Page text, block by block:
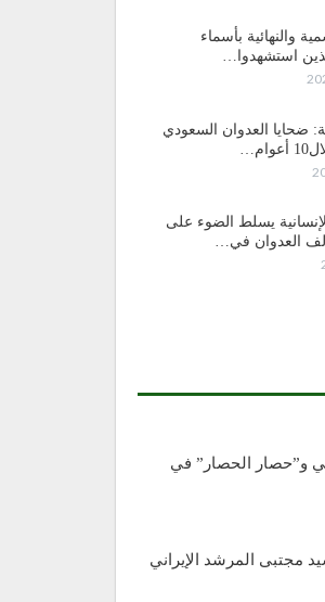
والنهائية بأسماء
استشهدوا…
ضحايا العدوان السعودي
يسلط الضوء على
العدوان في…
و”حصار الحصار” في
مجتبى المرشد الإيراني